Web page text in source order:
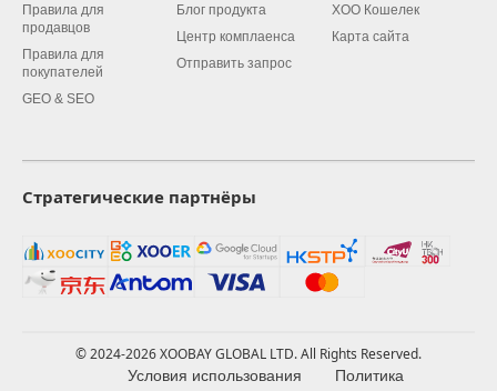
Правила для
продавцов
Правила для
покупателей
GEO & SEO
Блог продукта
Центр комплаенса
Отправить запрос
XOO Кошелек
Карта сайта
Стратегические партнёры
© 2024-2026 XOOBAY GLOBAL LTD. All Rights Reserved.
Условия использования
Политика